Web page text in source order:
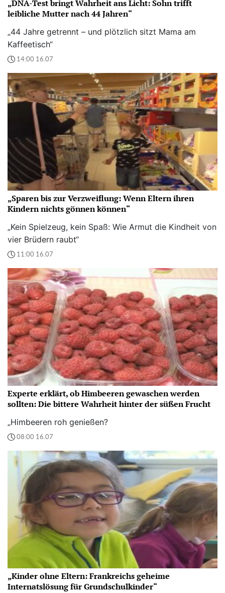
„DNA-Test bringt Wahrheit ans Licht: Sohn trifft
leibliche Mutter nach 44 Jahren“
„44 Jahre getrennt – und plötzlich sitzt Mama am
Kaffeetisch“
14:00 16.07
„Sparen bis zur Verzweiflung: Wenn Eltern ihren
Kindern nichts gönnen können“
„Kein Spielzeug, kein Spaß: Wie Armut die Kindheit von
vier Brüdern raubt“
11:00 16.07
Experte erklärt, ob Himbeeren gewaschen werden
sollten: Die bittere Wahrheit hinter der süßen Frucht
„Himbeeren roh genießen?
08:00 16.07
„Kinder ohne Eltern: Frankreichs geheime
Internatslösung für Grundschulkinder“